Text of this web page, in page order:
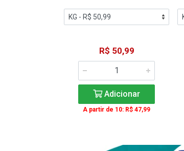
R$ 50,99
Adicionar
A partir de 10: R$ 47,99